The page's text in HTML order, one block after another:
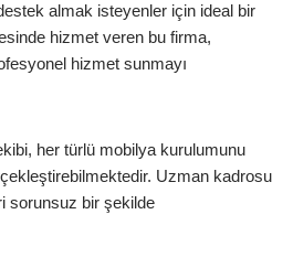
almak isteyenler için ideal bir
hizmet veren bu firma,
hizmet sunmayı
her türlü mobilya kurulumunu
Uzman kadrosu
sorunsuz bir şekilde